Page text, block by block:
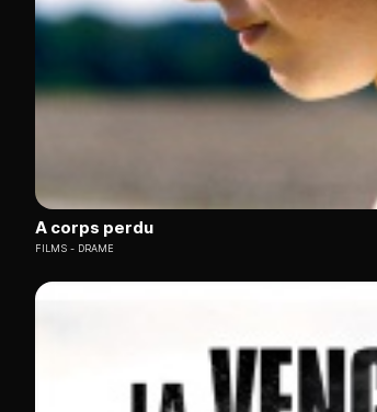
A corps perdu
FILMS DRAME